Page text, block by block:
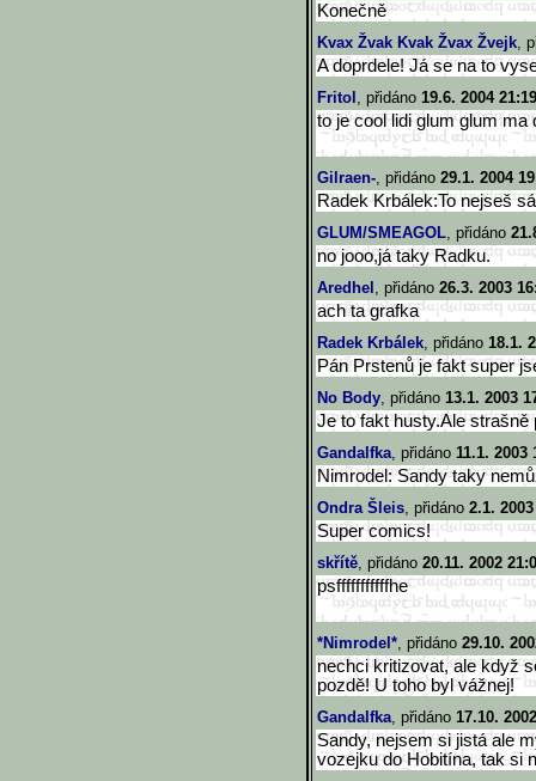
Konečně
Kvax Žvak Kvak Žvax Žvejk,
A doprdele! Já se na to
Fritol , přidáno 19.6. 2004
to je cool lidi glum glum
Gilraen-, přidáno 29.1. 2004
Radek Krbálek:To nejseš
GLUM/SMEAGOL, přidáno
no jooo,já taky Radku.
Aredhel , přidáno 26.3. 2003
ach ta grafka
Radek Krbálek, přidáno 18.1.
Pán Prstenů je fakt super
No Body, přidáno 13.1. 2003
Je to fakt husty.Ale
Gandalfka, přidáno 11.1. 2003
Nimrodel: Sandy taky
Ondra Šleis, přidáno 2.1.
Super comics!
skřítě, přidáno 20.11. 2002
psfffffffffffhe
*Nimrodel*, přidáno 29.10.
nechci kritizovat, ale když
pozdě! U toho byl vážnej!
Gandalfka, přidáno 17.10.
Sandy, nejsem si jistá ale
vozejku do Hobitína, tak si